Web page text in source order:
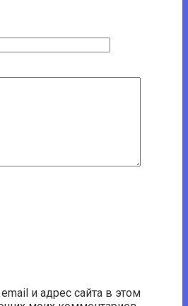
и адрес сайта в этом